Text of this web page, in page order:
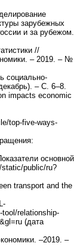
зарубежных
и за рубежом.
//
– 2019. – №
социально-
– С. 6–8.
impacts economic
top-five-ways-
основной
static/public/ru?
transport and the
relationship-
(дата
–2019. –